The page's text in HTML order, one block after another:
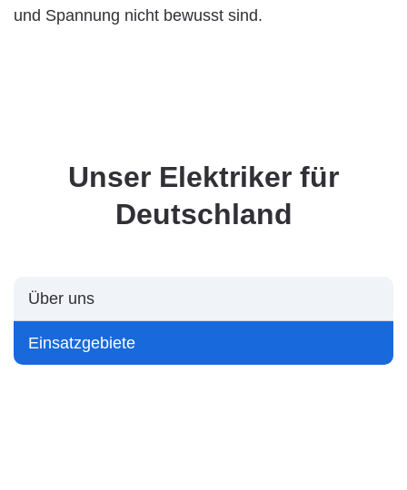
und Spannung nicht bewusst sind.
Unser Elektriker für
Deutschland
Über uns
Einsatzgebiete